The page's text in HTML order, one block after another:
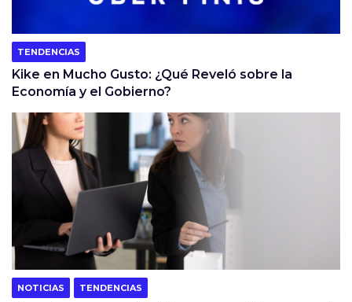
TENDENCIAS
Kike en Mucho Gusto: ¿Qué Reveló sobre la
Economía y el Gobierno?
NOTICIAS TENDENCIAS